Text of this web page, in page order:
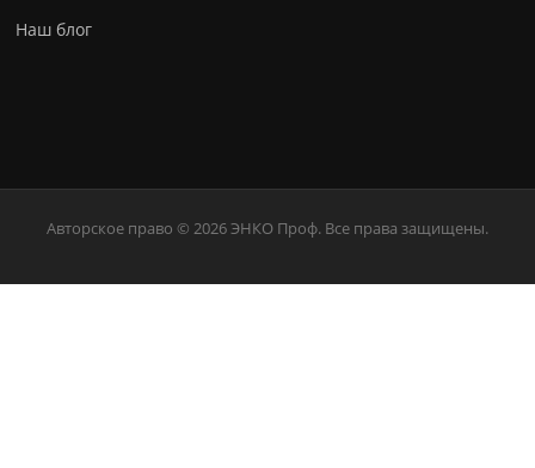
Наш блог
Авторское право © 2026 ЭНКО Проф. Все права защищены.